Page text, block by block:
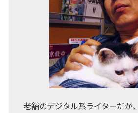
老舗のデジタル系ライターだが